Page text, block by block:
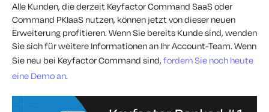
Alle Kunden, die derzeit Keyfactor Command SaaS oder
Command PKIaaS nutzen, können jetzt von dieser neuen
Erweiterung profitieren. Wenn Sie bereits Kunde sind, wenden
Sie sich für weitere Informationen an Ihr Account-Team. Wenn
Sie neu bei Keyfactor Command sind, fordern Sie noch heute
eine Demo an.